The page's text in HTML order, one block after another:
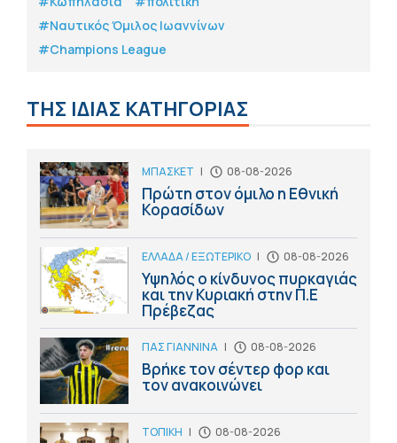
#Ναυτικός Όμιλος Ιωαννίνων
#Champions League
ΤΗΣ ΙΔΙΑΣ ΚΑΤΗΓΟΡΙΑΣ
ΜΠΑΣΚΕΤ | 08-08-2026
Πρώτη στον όμιλο η Εθνική
Κορασίδων
ΕΛΛΑΔΑ / ΕΞΩΤΕΡΙΚΟ | 08-08-2026
Υψηλός ο κίνδυνος πυρκαγιάς
και την Κυριακή στην Π.Ε
Πρέβεζας
ΠΑΣ ΓΙΑΝΝΙΝΑ | 08-08-2026
Βρήκε τον σέντερ φορ και
τον ανακοινώνει
ΤΟΠΙΚΗ | 08-08-2026